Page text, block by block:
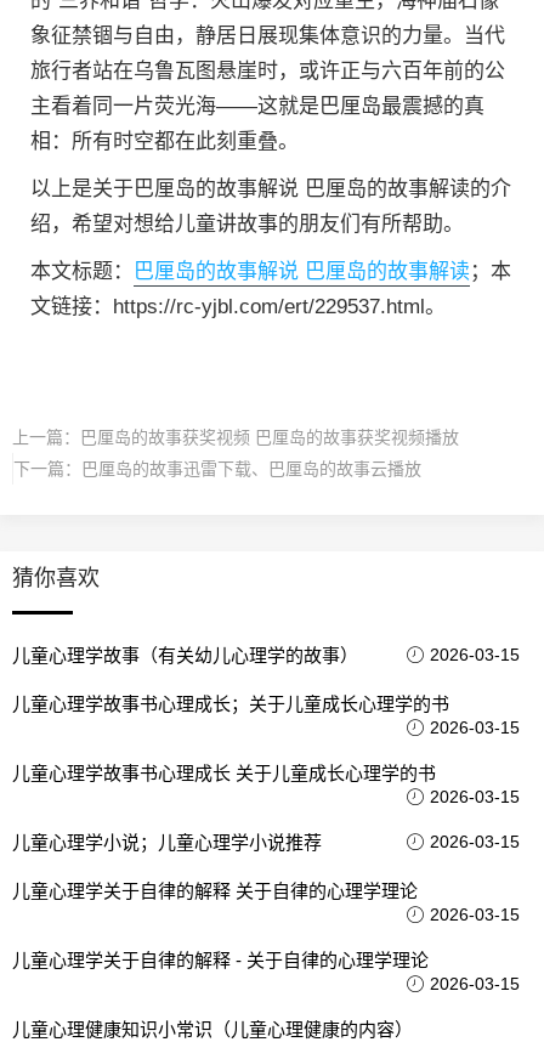
象征禁锢与自由，静居日展现集体意识的力量。当代
旅行者站在乌鲁瓦图悬崖时，或许正与六百年前的公
主看着同一片荧光海——这就是巴厘岛最震撼的真
相：所有时空都在此刻重叠。
以上是关于巴厘岛的故事解说 巴厘岛的故事解读的介
绍，希望对想给儿童讲故事的朋友们有所帮助。
本文标题： 巴厘岛的故事解说 巴厘岛的故事解读 ；本
文链接：https://rc-yjbl.com/ert/229537.html。
上一篇：
巴厘岛的故事获奖视频 巴厘岛的故事获奖视频播放
下一篇：
巴厘岛的故事迅雷下载、巴厘岛的故事云播放
猜你喜欢
儿童心理学故事（有关幼儿心理学的故事） 2026-03-15
儿童心理学故事书心理成长；关于儿童成长心理学的书
2026-03-15
儿童心理学故事书心理成长 关于儿童成长心理学的书
2026-03-15
儿童心理学小说；儿童心理学小说推荐 2026-03-15
儿童心理学关于自律的解释 关于自律的心理学理论
2026-03-15
儿童心理学关于自律的解释 - 关于自律的心理学理论
2026-03-15
儿童心理健康知识小常识（儿童心理健康的内容）